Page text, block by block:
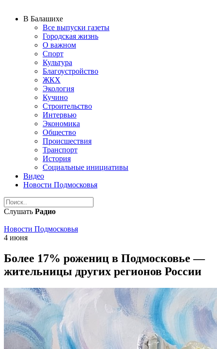
В Балашихе
Все выпуски газеты
Городская жизнь
О важном
Спорт
Культура
Благоустройство
ЖКХ
Экология
Кучино
Строительство
Интервью
Экономика
Общество
Происшествия
Транспорт
История
Социальные инициативы
Видео
Новости Подмосковья
Слушать Радио
Новости Подмосковья
4 июня
Более 17% рожениц в Подмосковье —
жительницы других регионов России